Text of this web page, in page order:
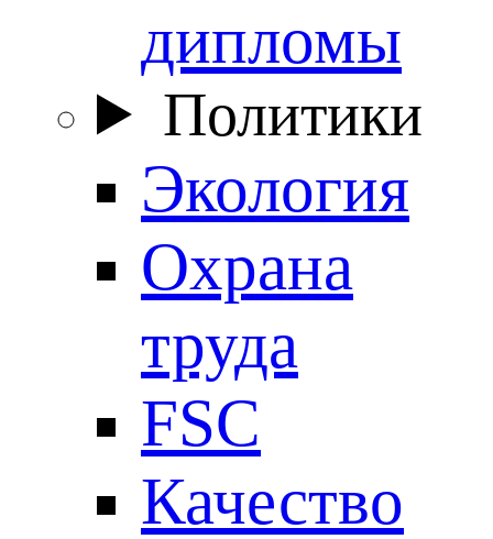
дипломы
Политики
Экология
Охрана
труда
FSC
Качество